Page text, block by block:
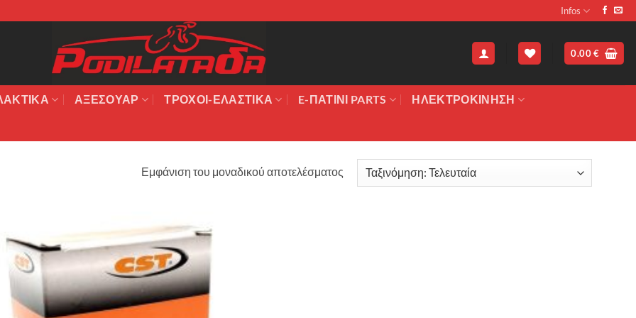
Infos
0.00€
ΑΞΕΣΟΥΆΡ ΤΡΟΧΟΙ-ΕΛΑΣΤΙΚΑ E-ΠΑΤΙΝΙ PARTS ΗΛΕΚΤΡΟΚΙΝΗΣΗ
Εμφάνιση του μοναδικού αποτελέσματος